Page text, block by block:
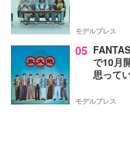
モデルプレス
05
で10月
思って
モデルプレス